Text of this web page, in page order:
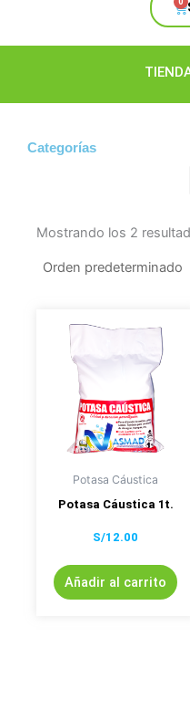
Categorías
Mostrando los 2
Potasa Cáustica
Potasa Cáustica 1t.
S/12.00
Añadir al carrito